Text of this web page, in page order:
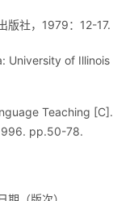
版社，1979：12-17.
University of Illinois
Teaching [C].
pp.50-78.